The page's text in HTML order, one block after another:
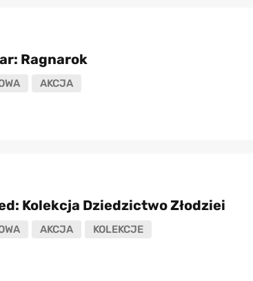
Ragnarok
AKCJA
Kolekcja Dziedzictwo Złodziei
AKCJA KOLEKCJE